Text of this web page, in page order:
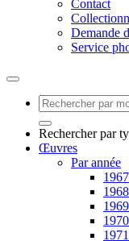
Contact
Demande
Service
Rechercher par
Œuvres
Par année
1967
1968
1969
1970
1971